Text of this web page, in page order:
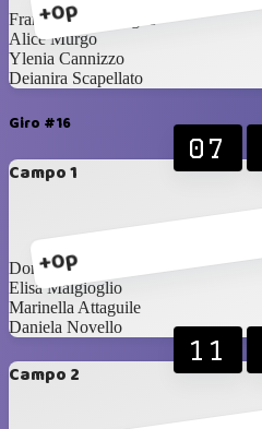
+0p
Francesca Malgioglio
Alice Murgo
Ylenia Cannizzo
Deianira Scapellato
Giro #16
Campo 1
+0p
07
Dora Astuti
Elisa Malgioglio
Marinella Attaguile
Daniela Novello
Campo 2
11